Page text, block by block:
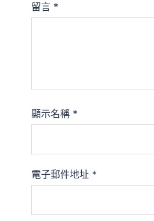
留言 *
顯示名稱 *
電子郵件地址 *